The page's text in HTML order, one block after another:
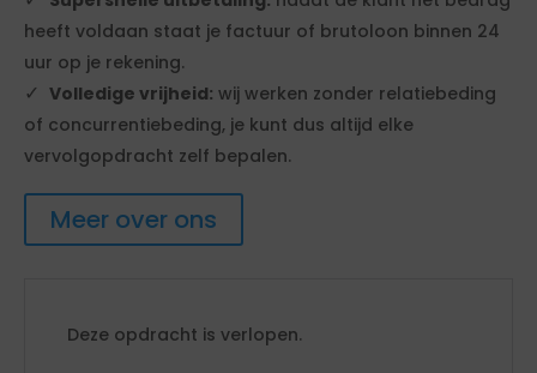
heeft voldaan staat je factuur of brutoloon binnen 24
uur op je rekening.
Volledige vrijheid: wij werken zonder relatiebeding
of concurrentiebeding, je kunt dus altijd elke
vervolgopdracht zelf bepalen.
Meer over ons
Deze opdracht is verlopen.